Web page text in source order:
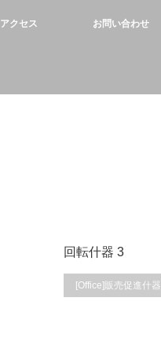
アクセス お問い合わせ
回転什器 3
[Office]販売促進什器